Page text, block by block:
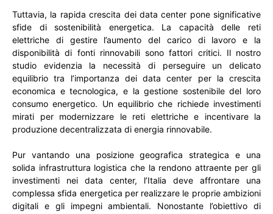
Tuttavia, la rapida crescita dei data center pone significative
sfide di sostenibilità energetica. La capacità delle reti
elettriche di gestire l’aumento del carico di lavoro e la
disponibilità di fonti rinnovabili sono fattori critici. Il nostro
studio evidenzia la necessità di perseguire un delicato
equilibrio tra l’importanza dei data center per la crescita
economica e tecnologica, e la gestione sostenibile del loro
consumo energetico. Un equilibrio che richiede investimenti
mirati per modernizzare le reti elettriche e incentivare la
produzione decentralizzata di energia rinnovabile.
Pur vantando una posizione geografica strategica e una
solida infrastruttura logistica che la rendono attraente per gli
investimenti nei data center, l’Italia deve affrontare una
complessa sfida energetica per realizzare le proprie ambizioni
digitali e gli impegni ambientali. Nonostante l’obiettivo di